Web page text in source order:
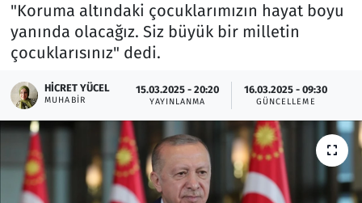
"Koruma altındaki çocuklarımızın hayat boyu
yanında olacağız. Siz büyük bir milletin
çocuklarısınız" dedi.
HICRET YÜCEL
MUHABIR
15.03.2025 - 20:20
YAYINLANMA
16.03.2025 - 09:30
GÜNCELLEME
Memur ve Kamu
Otomobil
Oyun
Resmi İlanlar